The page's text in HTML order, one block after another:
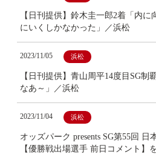
【日刊提供】鈴木圭一郎2着「内
にいくしかなかった」／浜松
2023/11/05 浜松
【日刊提供】青山周平14度目SG制
なあ～」／浜松
2023/11/04 浜松
オッズパーク presents SG第55回 日
【優勝戦出場選手 前日コメント】